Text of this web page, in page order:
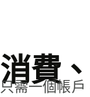
消費
只需一個帳